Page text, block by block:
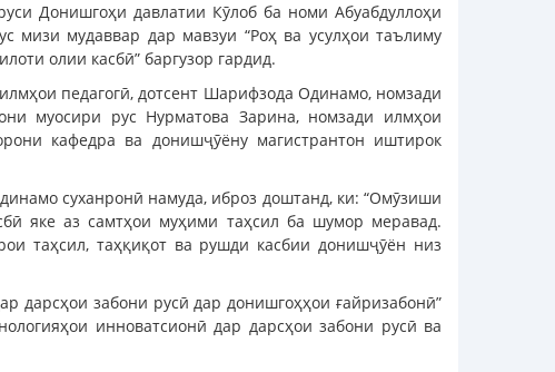
Донишгоҳи давлатии Кӯлоб ба номи Абуабдуллоҳи
мизи мудаввар дар мавзуи “Роҳ ва усулҳои таълиму
олии касбӣ” баргузор гардид.
педагогӣ, дотсент Шарифзода Одинамо, номзади
муосири рус Нурматова Зарина, номзади илмҳои
кафедра ва донишҷӯёну магистрантон иштирок
суханронӣ намуда, иброз доштанд, ки: “Омӯзиши
яке аз самтҳои муҳими таҳсил ба шумор меравад.
таҳсил, таҳқиқот ва рушди касбии донишҷӯён низ
дарсҳои забони русӣ дар донишгоҳҳои ғайризабонӣ”
инноватсионӣ дар дарсҳои забони русӣ ва